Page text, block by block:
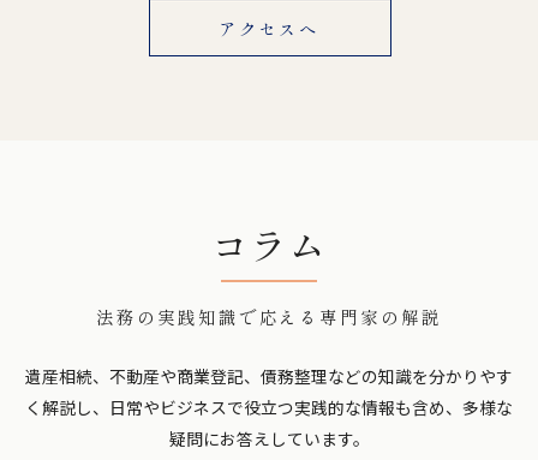
アクセスへ
法務の実践知識で応える専門家の解説
コラム
遺産相続、不動産や商業登記、債務整理などの知識を分かりやす
く解説し、日常やビジネスで役立つ実践的な情報も含め、多様な
疑問にお答えしています。